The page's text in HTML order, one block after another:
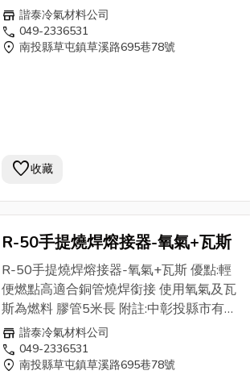
(可另加購延長管) 適合各種場所使用 易於
安裝，高強度鐵材壓鑄成型與外觀設計相
結合，節約空間又美觀，展示最佳的視覺
store 諧泰冷氣材料公司
call 049-2336531
location_on 南投縣草屯鎮草溪路695巷78號
favorite收藏
R-50手提燒焊熔接器-氧氣+瓦斯
R-50手提燒焊熔接器-氧氣+瓦斯 優點:輕
便燃點高適合銅管燒焊銜接 使用氧氣及瓦
斯為燃料 膠管5米長 附註:中彰投縣市有店
面的電器/冷氣同業免運費送達.貨到付款
store 諧泰冷氣材料公司
call 049-2336531
location_on 南投縣草屯鎮草溪路695巷78號